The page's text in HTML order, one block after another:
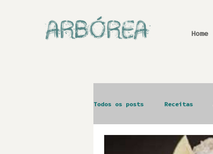
Home
Todos os posts Receitas